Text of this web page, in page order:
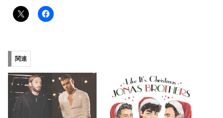
関連